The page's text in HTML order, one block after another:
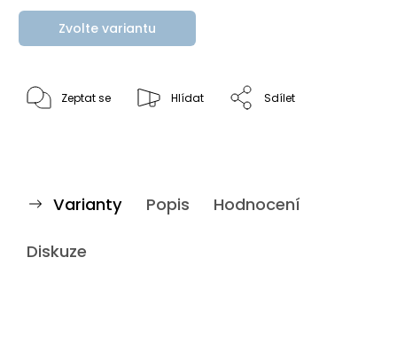
Zvolte variantu
Zeptat se Hlídat Sdílet
Varianty Popis Hodnocení
Diskuze